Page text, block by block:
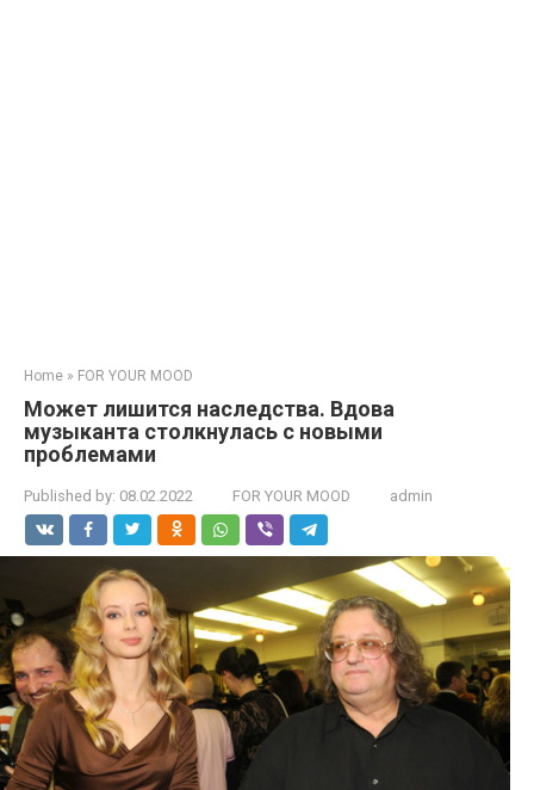
Home » FOR YOUR MOOD
Может лишится наследства. Вдова
музыканта столкнулась с новыми
проблемами
Published by: 08.02.2022 FOR YOUR MOOD admin